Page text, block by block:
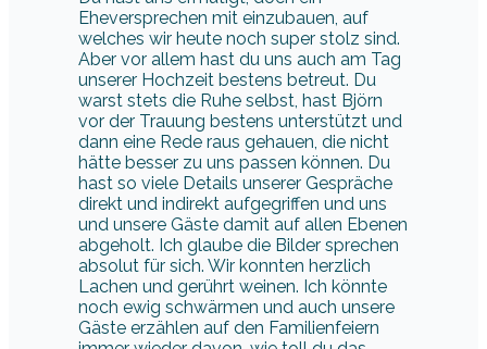
Eheversprechen mit einzubauen, auf
welches wir heute noch super stolz sind.
Aber vor allem hast du uns auch am Tag
unserer Hochzeit bestens betreut. Du
warst stets die Ruhe selbst, hast Björn
vor der Trauung bestens unterstützt und
dann eine Rede raus gehauen, die nicht
hätte besser zu uns passen können. Du
hast so viele Details unserer Gespräche
direkt und indirekt aufgegriffen und uns
und unsere Gäste damit auf allen Ebenen
abgeholt. Ich glaube die Bilder sprechen
absolut für sich. Wir konnten herzlich
Lachen und gerührt weinen. Ich könnte
noch ewig schwärmen und auch unsere
Gäste erzählen auf den Familienfeiern